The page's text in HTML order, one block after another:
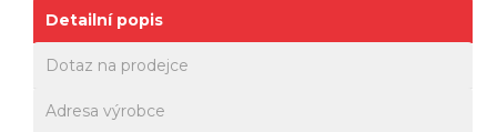
Detailní popis
Dotaz na prodejce
Adresa výrobce